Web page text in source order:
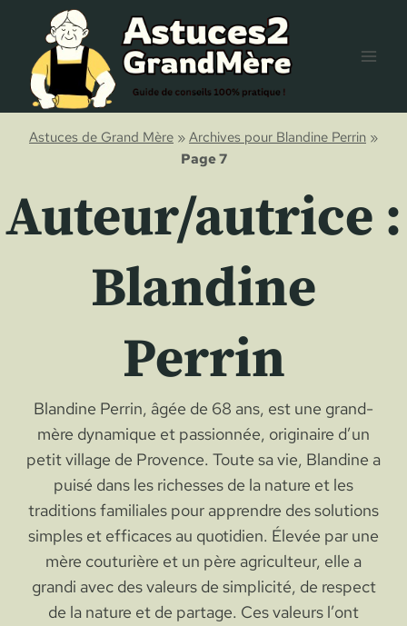
contenu
Astuces de Grand Mère »Archives pour Blandine Perrin »
Page 7
Auteur/autrice :
Blandine
Perrin
Blandine Perrin, âgée de 68 ans, est une grand-
mère dynamique et passionnée, originaire d’un
petit village de Provence. Toute sa vie, Blandine a
puisé dans les richesses de la nature et les
traditions familiales pour apprendre des solutions
simples et efficaces au quotidien. Élevée par une
mère couturière et un père agriculteur, elle a
grandi avec des valeurs de simplicité, de respect
de la nature et de partage. Ces valeurs l’ont